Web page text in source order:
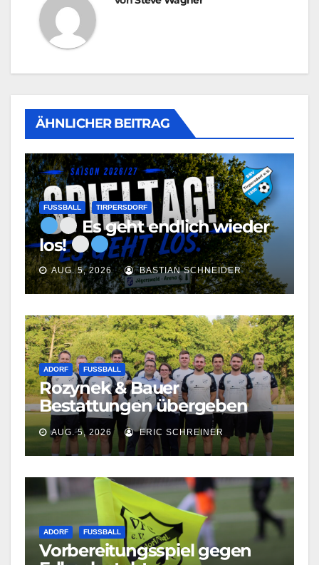
ÄHNLICHER BEITRAG
FUSSBALL TIRPERSDORF
Es geht endlich wieder
los!
AUG. 5, 2026 BASTIAN SCHNEIDER
ADORF FUSSBALL
Rozynek & Bauer
Bestattungen übergeben
neue Shirts
AUG. 5, 2026 ERIC SCHREINER
ADORF FUSSBALL
Vorbereitungsspiel gegen